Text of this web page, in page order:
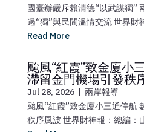
國臺辦嚴斥賴清德“以武謀獨”
遏“獨”與民間溫情交流 世界財
Read More
颱風“紅霞”致金廈小
滯留金門機場引發秩
Jul 28, 2026 | 兩岸報導
颱風“紅霞”致金廈小三通停航
秩序風波 世界財神報：總編：